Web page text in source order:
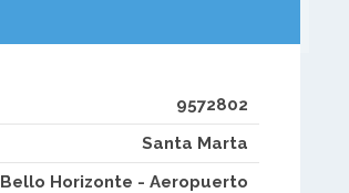
9572802
Santa Marta
Bello Horizonte - Aeropuerto